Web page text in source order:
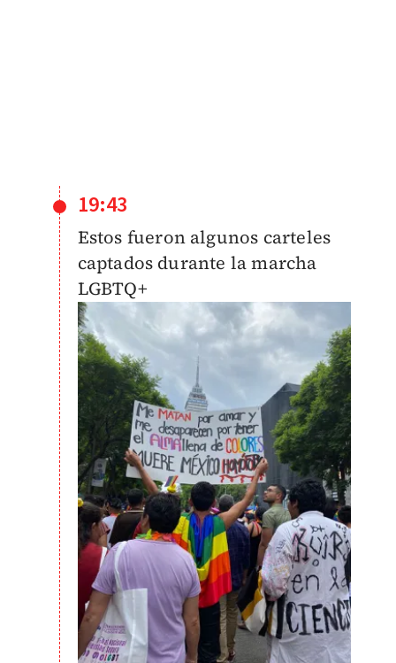
19:43
Estos fueron algunos carteles
captados durante la marcha
LGBTQ+